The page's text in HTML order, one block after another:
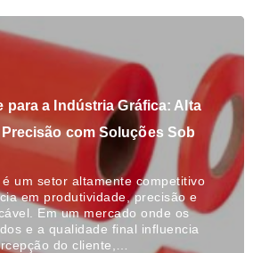
para a Indústria Gráfica: Alta
com Soluções Sob
um setor altamente competitivo
em produtividade, precisão e
Em um mercado onde os
e a qualidade final influencia
do cliente,…